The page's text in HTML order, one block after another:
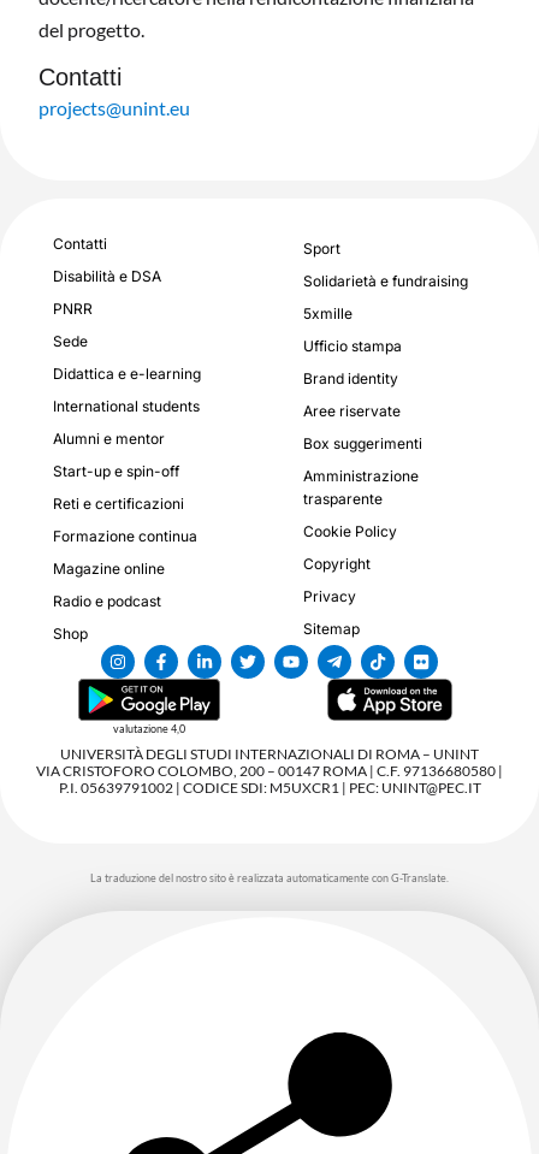
del progetto.
Contatti
projects@unint.eu
Contatti
Disabilità e DSA
PNRR
Sede
Didattica e e-learning
International students
Alumni e mentor
Start-up e spin-off
Reti e certificazioni
Formazione continua
Magazine online
Radio e podcast
Shop
Sport
Solidarietà e fundraising
5xmille
Ufficio stampa
Brand identity
Aree riservate
Box suggerimenti
Amministrazione
trasparente
Cookie Policy
Copyright
Privacy
Sitemap
valutazione 4,0
UNIVERSITÀ DEGLI STUDI INTERNAZIONALI DI ROMA – UNINT
VIA CRISTOFORO COLOMBO, 200 – 00147 ROMA | C.F. 97136680580 |
P.I. 05639791002 | CODICE SDI: M5UXCR1 | PEC: UNINT@PEC.IT
La traduzione del nostro sito è realizzata automaticamente con G-Translate.